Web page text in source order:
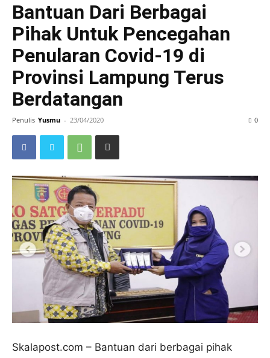
Bantuan Dari Berbagai
Pihak Untuk Pencegahan
Penularan Covid-19 di
Provinsi Lampung Terus
Berdatangan
Penulis Yusmu - 23/04/2020 0
Skalapost.com – Bantuan dari berbagai pihak